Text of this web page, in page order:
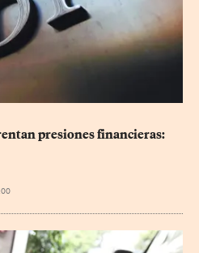
presiones financieras: